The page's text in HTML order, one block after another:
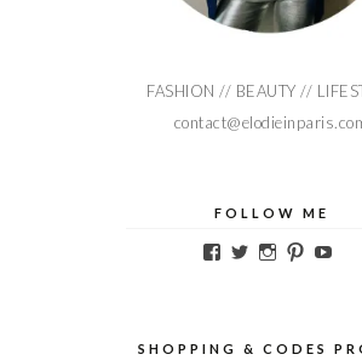
FASHION // BEAUTY //
FOLLOW ME
Voir
sur
Voir
sur
Voir
sur
Voir
sur sur
SHOPPING & CODES